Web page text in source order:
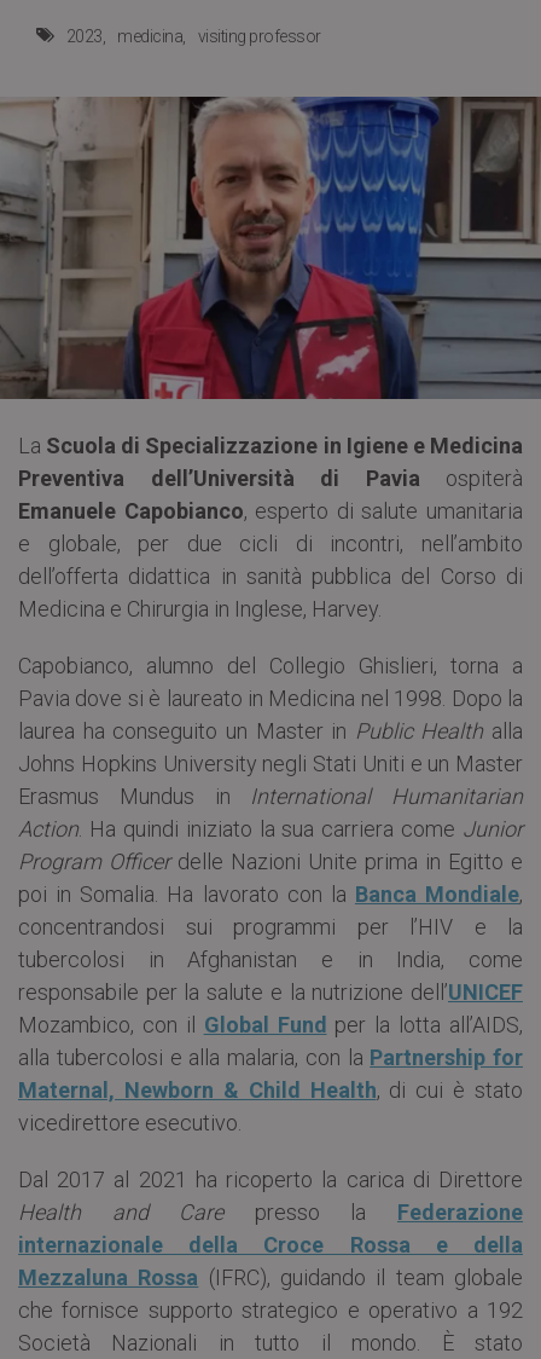
2023 medicina visiting professor
La Scuola di Specializzazione in Igiene e Medicina
Preventiva dell’Università di Pavia ospiterà
Emanuele Capobianco, esperto di salute umanitaria
e globale, per due cicli di incontri, nell’ambito
dell’offerta didattica in sanità pubblica del Corso di
Medicina e Chirurgia in Inglese, Harvey.
Capobianco, alumno del Collegio Ghislieri, torna a
Pavia dove si è laureato in Medicina nel 1998. Dopo la
laurea ha conseguito un Master in Public Health alla
Johns Hopkins University negli Stati Uniti e un Master
Erasmus Mundus in International Humanitarian
Action . Ha quindi iniziato la sua carriera come Junior
Program Officerdelle Nazioni Unite prima in Egitto e
poi in Somalia. Ha lavorato con la Banca Mondiale,
concentrandosi sui programmi per l’HIV e la
tubercolosi in Afghanistan e in India, come
responsabile per la salute e la nutrizione dell’UNICEF
Mozambico, con il Global Fund per la lotta all’AIDS,
alla tubercolosi e alla malaria, con la Partnership for
Maternal, Newborn & Child Health, di cui è stato
vicedirettore esecutivo.
Dal 2017 al 2021 ha ricoperto la carica di Direttore
Health and Carepresso la Federazione
internazionale della Croce Rossa e della
Mezzaluna Rossa (IFRC), guidando il team globale
che fornisce supporto strategico e operativo a 192
Società Nazionali in tutto il mondo. È stato